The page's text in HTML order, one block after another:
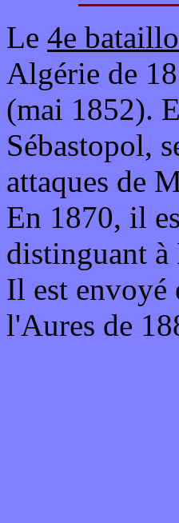
Le 4e
Algérie de
(mai 1852).
Sébastopol,
attaques de
En 1870, il
distinguant à
Il est envoyé
l'Aures de